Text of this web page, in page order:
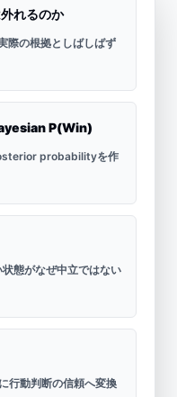
れるのか
の根拠としばしばず
P(Win)
probabilityを作
態がなぜ中立ではない
行動判断の信頼へ変換